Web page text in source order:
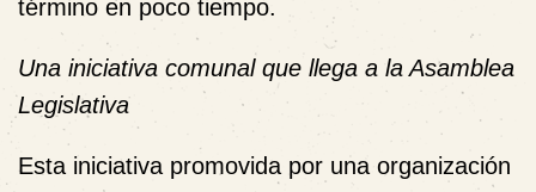
término en poco tiempo.
Una iniciativa comunal que llega a la Asamblea
Legislativa
Esta iniciativa promovida por una organización